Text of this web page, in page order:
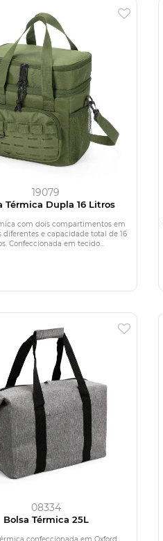
19079
Térmica Dupla 16 Litros
com dois compartimentos em
diferentes e capacidade total de 16
Confeccionada em tecido...
08334
Bolsa Térmica 25L
confeccionada em Oxford